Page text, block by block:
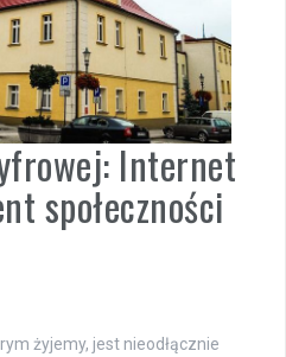
Internet
społeczności
żyjemy, jest nieodłącznie